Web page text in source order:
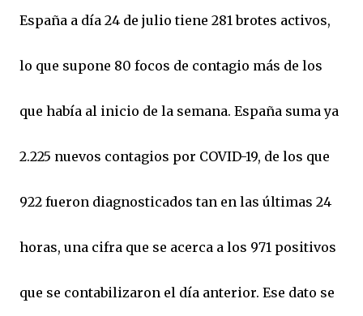
España a día 24 de julio tiene 281 brotes activos,
lo que supone 80 focos de contagio más de los
que había al inicio de la semana. España suma ya
2.225 nuevos contagios por COVID-19, de los que
922 fueron diagnosticados tan en las últimas 24
horas, una cifra que se acerca a los 971 positivos
que se contabilizaron el día anterior. Ese dato se